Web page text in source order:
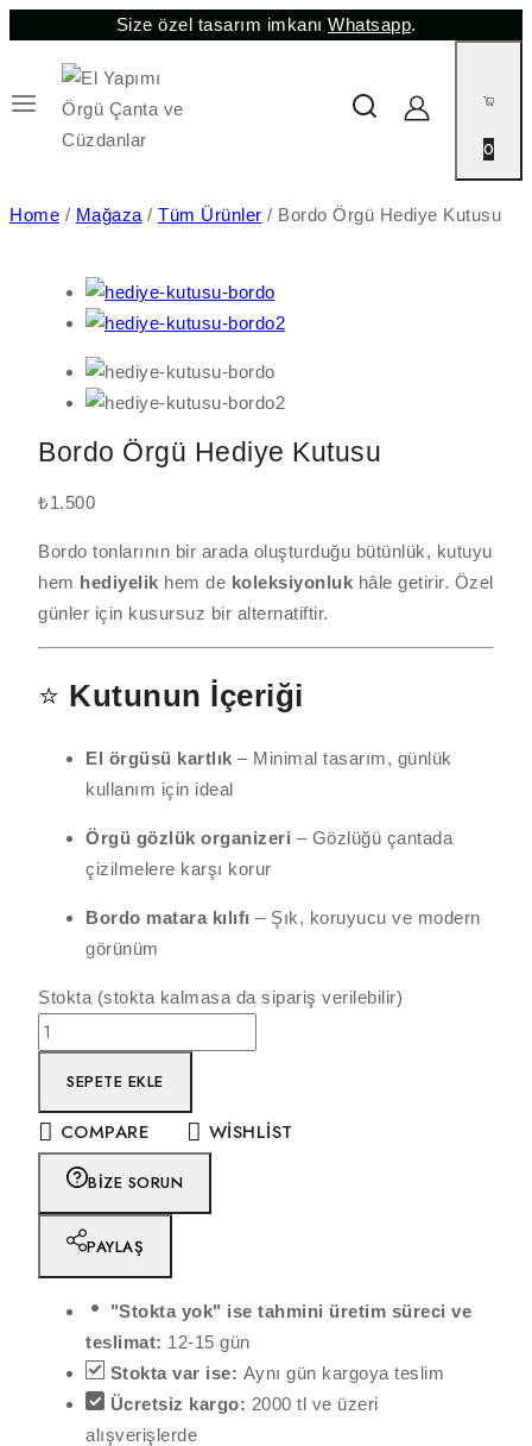
Size özel tasarım imkanı Whatsapp.
0
Home / Mağaza / Tüm Ürünler / Bordo Örgü Hediye Kutusu
Bordo Örgü Hediye Kutusu
₺1.500
Bordo tonlarının bir arada oluşturduğu bütünlük, kutuyu
hem hediyelik hem de koleksiyonluk hâle getirir. Özel
günler için kusursuz bir alternatiftir.
⭐ Kutunun İçeriği
El örgüsü kartlık – Minimal tasarım, günlük
kullanım için ideal
Örgü gözlük organizeri – Gözlüğü çantada
çizilmelere karşı korur
Bordo matara kılıfı – Şık, koruyucu ve modern
görünüm
Stokta (stokta kalmasa da sipariş verilebilir)
SEPETE EKLE
COMPARE WISHLIST
BIZE SORUN
PAYLAŞ
"Stokta yok" ise tahmini üretim süreci ve
teslimat: 12-15 gün
Stokta var ise: Aynı gün kargoya teslim
Ücretsiz kargo: 2000 tl ve üzeri
alışverişlerde